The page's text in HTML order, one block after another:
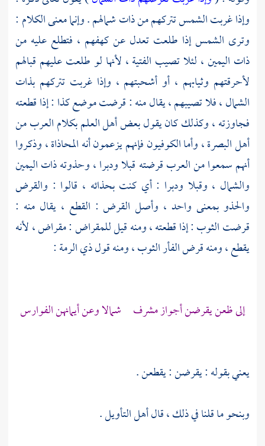
وإذا غربت الشمس تتركهم من ذات شمالهم . وإنما معنى الكلام :
وترى الشمس إذا طلعت تعدل عن كهفهم ، فتطلع عليه من
ذات اليمين ، لئلا تصيب الفتية ، لأنها لو طلعت عليهم قبالهم
لأحرقتهم وثيابهم ، أو أشحبتهم ، وإذا غربت تتركهم بذات
الشمال ، فلا تصيبهم ، يقال منه : قرضت موضع كذا : إذا قطعته
فجاوزته ، وكذلك كان يقول بعض أهل العلم بكلام العرب من
أهل البصرة، وأماالكوفيونفإنهم يزعمون أنه المحاذاة ، وذكروا
أنهم سمعوا من العرب قرضته قبلا ودبرا ، وحذوته ذات اليمين
والشمال ، وقبلا ودبرا : أي كنت بحذائه ، قالوا : والقرض
والحذو بمعنى واحد ، وأصل القرض : القطع ، يقال منه :
قرضت الثوب : إذا قطعته ، ومنه قيل للمقراض : مقراض ، لأنه
يقطع ، ومنه قرض الفأر الثوب ، ومنه قول ذي الرمة :
إلى ظعن يقرضن أجواز مشرف شمالا وعن أيمانهن الفوارس
يعني بقوله : يقرضن : يقطعن .
وبنحو ما قلنا في ذلك ، قال أهل التأويل .